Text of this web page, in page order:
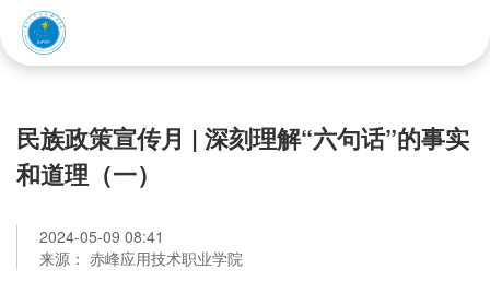
民族政策宣传月 | 深刻理解“六句话”的事实
和道理（一）
2024-05-09 08:41
来源： 赤峰应用技术职业学院